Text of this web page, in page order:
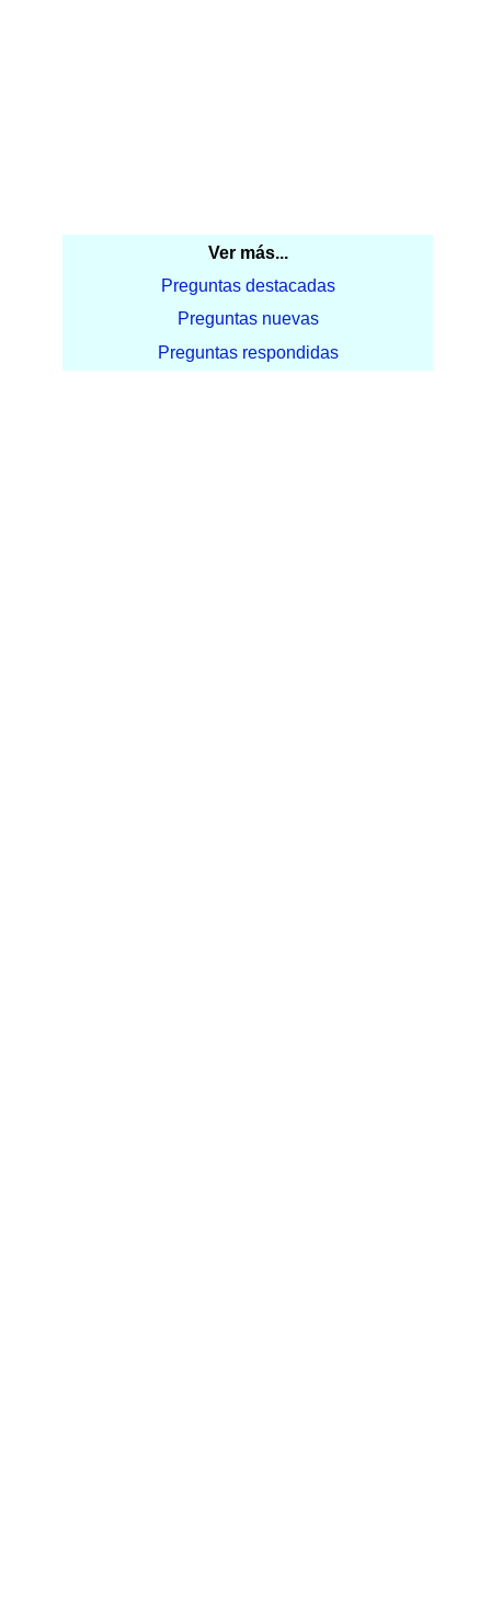
Ver más...
Preguntas destacadas
Preguntas nuevas
Preguntas respondidas